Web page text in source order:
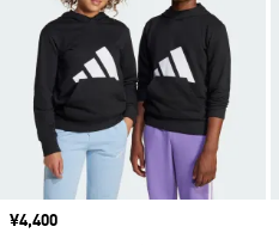
価格
¥4,400